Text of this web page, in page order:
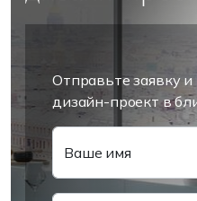
Отправьте заявку
дизайн-проект в
Ваше имя